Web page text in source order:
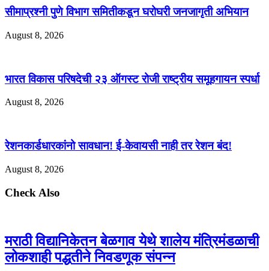
सीमाप्रश्नी पुणे विभाग समितीकडून घरोघरी जनजागृती अभियान
August 8, 2026
भारत विकास परिषदेची २३ ऑगस्ट रोजी राष्ट्रीय समूहगायन स्पर्धा
August 8, 2026
रेशनकार्डधारकांनो सावधान! ई-केवायसी नाही तर रेशन बंद!
August 8, 2026
Check Also
मराठी विद्यानिकेतन बेळगाव येथे शालेय मंत्रिमंडळाची
लोकशाही पद्धतीने निवडणूक संपन्न